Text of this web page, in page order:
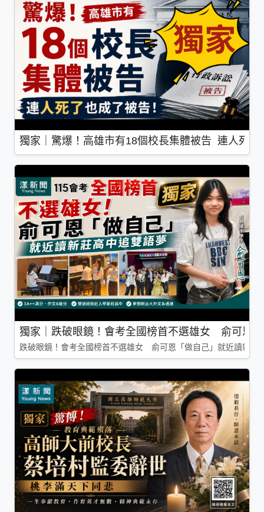
獨家｜驚爆！高雄市有18個校長集體被告 連人死了
獨家｜跌破眼鏡！會考全國榜首不選雄女 俞可恩
跌破眼鏡！會考全國榜首不選雄女 俞可恩「做自己」就近讀新莊